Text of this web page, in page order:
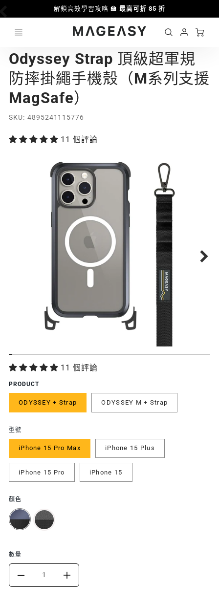
解鎖高效學習攻略 🏫 最高可折 85 折
Login
MAGEASY
Odyssey Strap 頂級超軍規
防摔掛繩手機殼（M系列支援
MagSafe）
SKU 4895241115776
11 個評論
功
能
特
11 個評論
優惠
PRODUCT
ODYSSEY + Strap ODYSSEY M + Strap
型號
iPhone 15 Pro Max iPhone 15 Plus
iPhone 15 Pro iPhone 15
顏色
數量
DECREASEINCREASE